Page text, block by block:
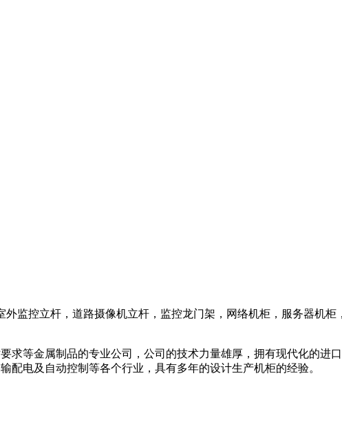
监控立杆，道路摄像机立杆，监控龙门架，网络机柜，服务器机
求等金属制品的专业公司，公司的技术力量雄厚，拥有现代化的进
配电及自动控制等各个行业，具有多年的设计生产机柜的经验。